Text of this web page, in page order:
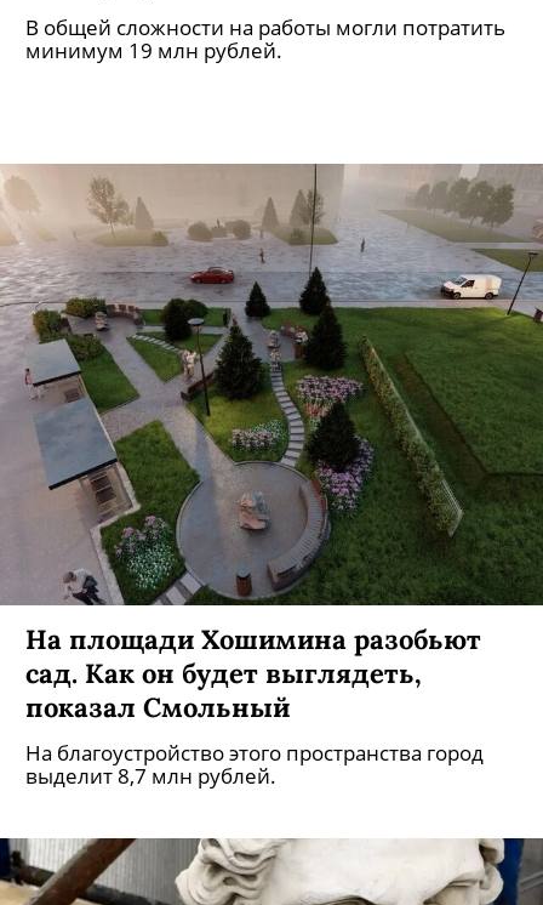
В общей сложности на работы могли потратить
минимум 19 млн рублей.
На площади Хошимина разобьют
сад. Как он будет выглядеть,
показал Смольный
На благоустройство этого пространства город
выделит 8,7 млн рублей.